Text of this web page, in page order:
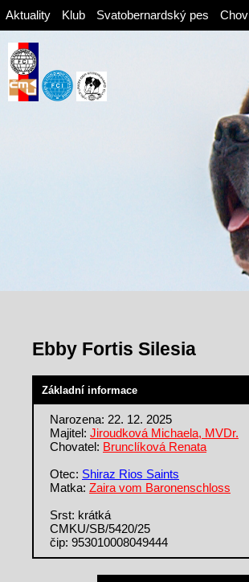
Aktuality Klub Svatobernardský pes Chov
Ebby Fortis Silesia
Základní informace
Narozena: 22. 12. 2025
Majitel: Jiroudková Michaela, MVDr.
Chovatel: Brunclíková Renata
Otec: Shiraz Rios Saints
Matka: Zaira vom Baronenschloss
Srst: krátká
CMKU/SB/5420/25
čip: 953010008049444